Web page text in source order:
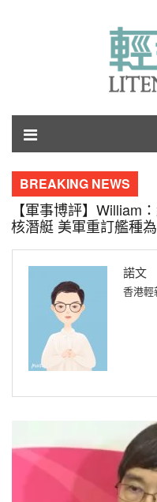
BREAKING NEWS
【軍事博評】William
核潛艇 美軍重訂艦種
諾文
香港輕